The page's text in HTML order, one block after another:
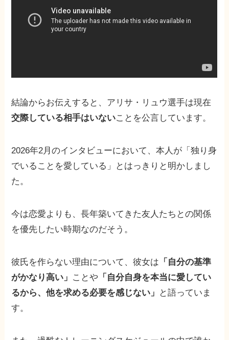
結論からお伝えすると、アリサ・リュウ選手は現在
交際している相手はいないことを公言しています。
2026年2月のインタビューにおいて、本人が「独り身
でいることを愛している」とはっきりと明かしまし
た。
今は恋愛よりも、長年築いてきた友人たちとの関係
を優先したい時期なのだそう。
彼氏を作らない理由について、彼女は 「自分の基準
がかなり高い」 ことや 「自分自身を本当に愛してい
るから、他を求める必要を感じない」
と語っていま
す。